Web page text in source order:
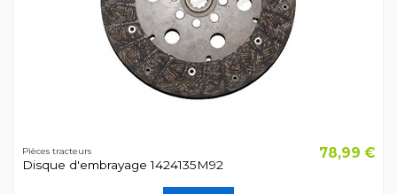
Pièces tracteurs
Disque d'embrayage 1424135M92
78,99 €